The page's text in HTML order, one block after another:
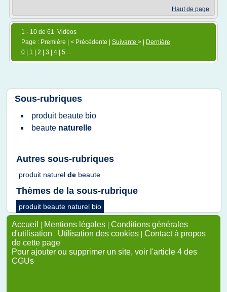
Haut de page
1 - 10 de 61 Vidéos
Page : Première | < Précédente | Suivante > |
Dernière
0
1 2 3 4 5 ...
Sous-rubriques
produit beaute bio
beaute naturelle
Autres sous-rubriques
produit naturel de beaute
Thèmes de la sous-rubrique
produit beaute naturel bio
Accueil | Mentions légales | Conditions générales
d'utilisation | Utilisation des cookies | Contact à propos
de cette page
Pour ajouter ou supprimer un site, voir l'article 4 des
CGUs